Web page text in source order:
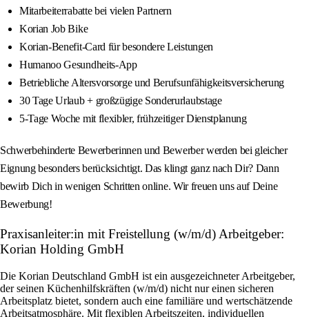
Mitarbeiterrabatte bei vielen Partnern
Korian Job Bike
Korian-Benefit-Card für besondere Leistungen
Humanoo Gesundheits-App
Betriebliche Altersvorsorge und Berufsunfähigkeitsversicherung
30 Tage Urlaub + großzügige Sonderurlaubstage
5-Tage Woche mit flexibler, frühzeitiger Dienstplanung
Schwerbehinderte Bewerberinnen und Bewerber werden bei gleicher
Eignung besonders berücksichtigt. Das klingt ganz nach Dir? Dann
bewirb Dich in wenigen Schritten online. Wir freuen uns auf Deine
Bewerbung!
Praxisanleiter:in mit Freistellung (w/m/d) Arbeitgeber:
Korian Holding GmbH
Die Korian Deutschland GmbH ist ein ausgezeichneter Arbeitgeber,
der seinen Küchenhilfskräften (w/m/d) nicht nur einen sicheren
Arbeitsplatz bietet, sondern auch eine familiäre und wertschätzende
Arbeitsatmosphäre. Mit flexiblen Arbeitszeiten, individuellen